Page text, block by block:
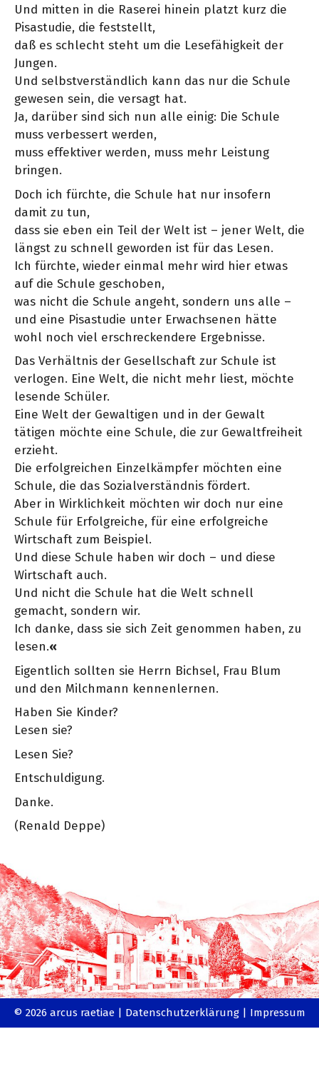
Und mitten in die Raserei hinein platzt kurz die
Pisastudie, die feststellt,
daß es schlecht steht um die Lesefähigkeit der
Jungen.
Und selbstverständlich kann das nur die Schule
gewesen sein, die versagt hat.
Ja, darüber sind sich nun alle einig: Die Schule
muss verbessert werden,
muss effektiver werden, muss mehr Leistung
bringen.
Doch ich fürchte, die Schule hat nur insofern
damit zu tun,
dass sie eben ein Teil der Welt ist – jener Welt, die
längst zu schnell geworden ist für das Lesen.
Ich fürchte, wieder einmal mehr wird hier etwas
auf die Schule geschoben,
was nicht die Schule angeht, sondern uns alle –
und eine Pisastudie unter Erwachsenen hätte
wohl noch viel erschreckendere Ergebnisse.
Das Verhältnis der Gesellschaft zur Schule ist
verlogen. Eine Welt, die nicht mehr liest, möchte
lesende Schüler.
Eine Welt der Gewaltigen und in der Gewalt
tätigen möchte eine Schule, die zur Gewaltfreiheit
erzieht.
Die erfolgreichen Einzelkämpfer möchten eine
Schule, die das Sozialverständnis fördert.
Aber in Wirklichkeit möchten wir doch nur eine
Schule für Erfolgreiche, für eine erfolgreiche
Wirtschaft zum Beispiel.
Und diese Schule haben wir doch – und diese
Wirtschaft auch.
Und nicht die Schule hat die Welt schnell
gemacht, sondern wir.
Ich danke, dass sie sich Zeit genommen haben, zu
lesen.«
Eigentlich sollten sie Herrn Bichsel, Frau Blum
und den Milchmann kennenlernen.
Haben Sie Kinder?
Lesen sie?
Lesen Sie?
Entschuldigung.
Danke.
(Renald Deppe)
© 2026 arcus raetiae | Datenschutzerklärung | Impressum